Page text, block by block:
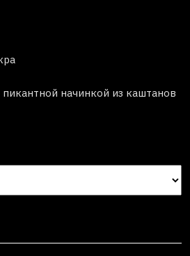
начинкой из каштанов